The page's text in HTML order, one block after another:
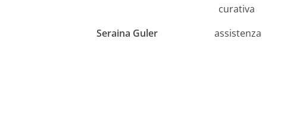
curativa
Seraina Guler assistenza